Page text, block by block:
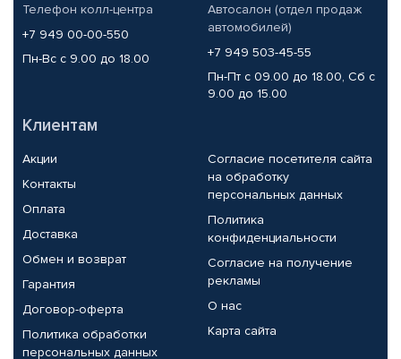
Телефон колл-центра
+7 949 00-00-550
Пн-Вс с 9.00 до 18.00
Автосалон (отдел продаж
автомобилей)
+7 949 503-45-55
Пн-Пт с 09.00 до 18.00, Сб с
9.00 до 15.00
Клиентам
Акции
Контакты
Оплата
Доставка
Обмен и возврат
Гарантия
Договор-оферта
Политика обработки
персональных данных
Согласие посетителя сайта
на обработку
персональных данных
Политика
конфиденциальности
Согласие на получение
рекламы
О нас
Карта сайта